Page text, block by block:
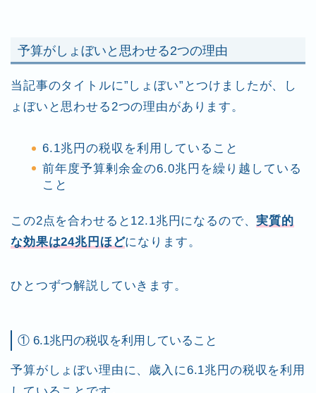
予算がしょぼいと思わせる2つの理由
当記事のタイトルに”しょぼい”とつけましたが、し
ょぼいと思わせる2つの理由があります。
6.1兆円の税収を利用していること
前年度予算剰余金の6.0兆円を繰り越している
こと
この2点を合わせると12.1兆円になるので、実質的
な効果は24兆円ほどになります。
ひとつずつ解説していきます。
① 6.1兆円の税収を利用していること
予算がしょぼい理由に、歳入に6.1兆円の税収を利用